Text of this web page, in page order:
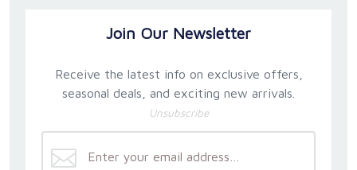
Join Our Newsletter
Receive the latest info on exclusive offers,
seasonal deals, and exciting new arrivals.
Unsubscribe